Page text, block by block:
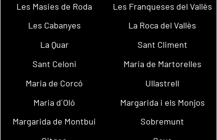
Les Masies de Roda
Les Franqueses del Vallès
Les Cabanyes
La Roca del Vallès
La Quar
Sant Climent
Sant Celoni
Maria de Martorelles
Maria de Corcó
Ullastrell
Maria d´Oló
Margarida i els Monjos
Margarida de Montbui
Sobremunt